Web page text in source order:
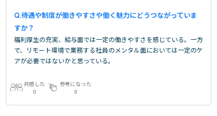
待遇や制度が働きやすさや働く魅力にどうつながっていま
すか？
福利厚生の充実、給与面では一定の働きやすさを感じている。一方
で、リモート環境で業務する社員のメンタル面においては一定のケ
アが必要ではないかと思っている。
共感した
0
参考になった
0